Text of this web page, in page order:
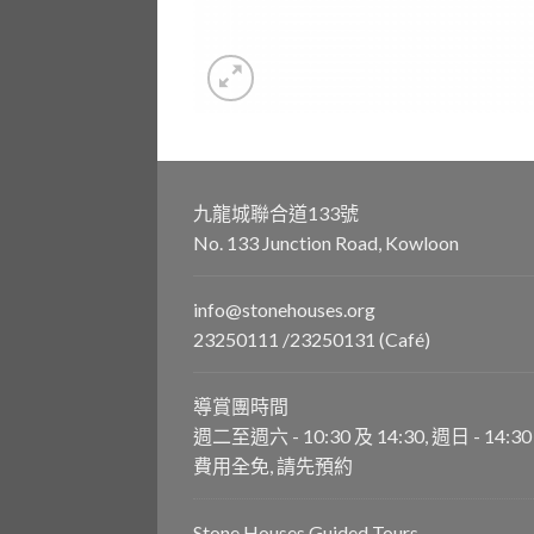
九龍城聯合道133號
No. 133 Junction Road, Kowloon
info@stonehouses.org
23250111 /23250131 (Café)
導賞團時間
週二至週六 - 10:30 及 14:30, 週日 - 14:30
費用全免, 請先預約